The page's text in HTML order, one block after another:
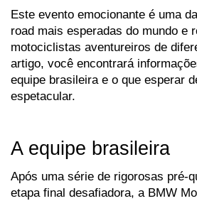
Este evento emocionante é uma
road mais esperadas do mundo e
motociclistas aventureiros de
artigo, você encontrará
equipe brasileira e o que esperar
espetacular.
A equipe brasileira
Após uma série de rigorosas pré-
etapa final desafiadora, a BMW